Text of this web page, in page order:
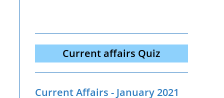
Current affairs Quiz
Current Affairs - January 2021